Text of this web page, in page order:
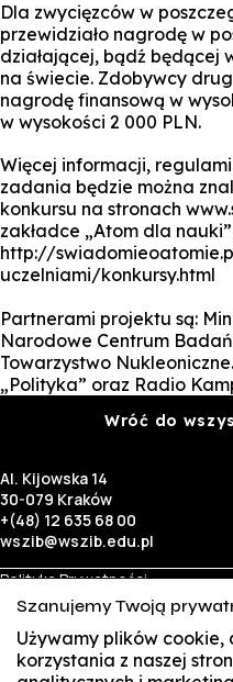
Dla zwycięzców w
przewidziało nagrodę w
działającej, bądź będącej
na świecie. Zdobywcy
nagrodę finansową w
w wysokości 2 000 PLN.
Więcej informacji,
zadania będzie można
konkursu na stronach
zakładce „Atom dla
http://
uczelniami/konkursy.html
Partnerami projektu są:
Narodowe Centrum
Towarzystwo
„Polityka” oraz Radio
Wróć do
Al. Kijowska 14
30-079 Kraków
+(48) 12 635 68 00
wszib@wszib.edu.pl
Polityka Prywatności
RODO
Identyfikacja wizualna
Szanujemy Twoją
Używamy plików
korzystania z naszej